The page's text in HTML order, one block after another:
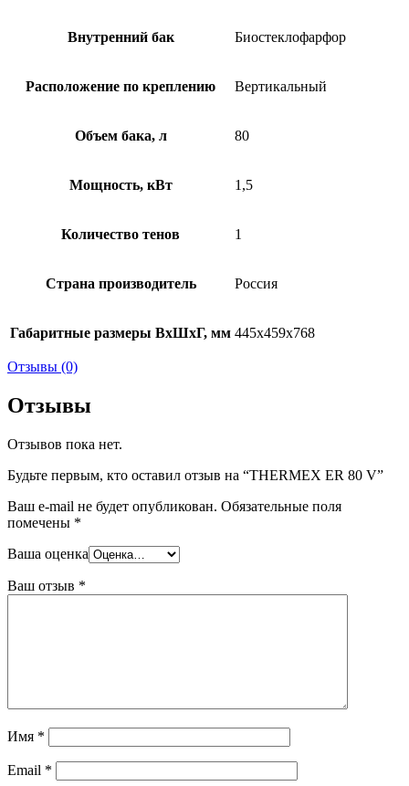
Внутренний бак Биостеклофарфор
Расположение по креплению Вертикальный
Объем бака, л 80
Мощность, кВт 1,5
Количество тенов 1
Страна производитель Россия
Габаритные размеры ВхШхГ, мм 445x459x768
Отзывы (0)
Отзывы
Отзывов пока нет.
Будьте первым, кто оставил отзыв на “THERMEX ER 80 V”
Ваш e-mail не будет опубликован. Обязательные поля
помечены *
Ваша оценка
Ваш отзыв *
Имя *
Email *